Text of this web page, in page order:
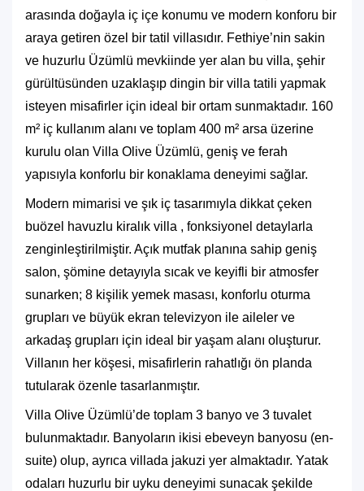
arasında doğayla iç içe konumu ve modern konforu bir
araya getiren özel bir tatil villasıdır. Fethiye’nin sakin
ve huzurlu Üzümlü mevkiinde yer alan bu villa, şehir
gürültüsünden uzaklaşıp dingin bir villa tatili yapmak
isteyen misafirler için ideal bir ortam sunmaktadır. 160
m² iç kullanım alanı ve toplam 400 m² arsa üzerine
kurulu olan Villa Olive Üzümlü, geniş ve ferah
yapısıyla konforlu bir konaklama deneyimi sağlar.
Modern mimarisi ve şık iç tasarımıyla dikkat çeken
buözel havuzlu kiralık villa , fonksiyonel detaylarla
zenginleştirilmiştir. Açık mutfak planına sahip geniş
salon, şömine detayıyla sıcak ve keyifli bir atmosfer
sunarken; 8 kişilik yemek masası, konforlu oturma
grupları ve büyük ekran televizyon ile aileler ve
arkadaş grupları için ideal bir yaşam alanı oluşturur.
Villanın her köşesi, misafirlerin rahatlığı ön planda
tutularak özenle tasarlanmıştır.
Villa Olive Üzümlü’de toplam 3 banyo ve 3 tuvalet
bulunmaktadır. Banyoların ikisi ebeveyn banyosu (en-
suite) olup, ayrıca villada jakuzi yer almaktadır. Yatak
odaları huzurlu bir uyku deneyimi sunacak şekilde